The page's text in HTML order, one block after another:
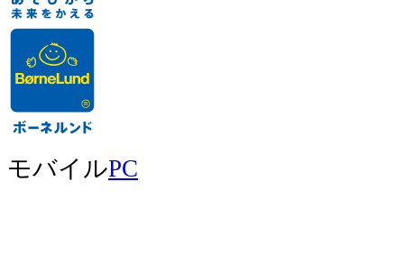
モバイルPC